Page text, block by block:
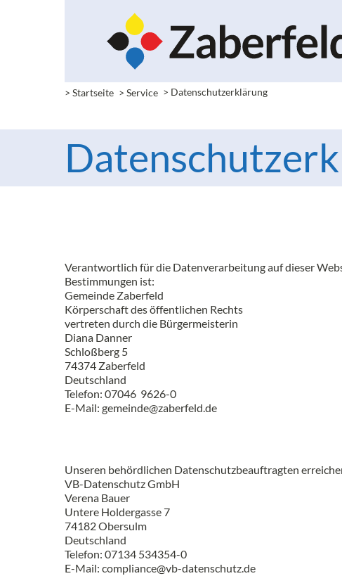
> Startseite > Service > Datenschutzerklärung
Verantwortlich für die Datenverarbeitung auf dieser
Bestimmungen ist:
Gemeinde Zaberfeld
Körperschaft des öffentlichen Rechts
vertreten durch die Bürgermeisterin
Diana Danner
Schloßberg 5
74374 Zaberfeld
Deutschland
Telefon: 07046 9626-0
E-Mail: gemeinde@zaberfeld.de
Unseren behördlichen Datenschutzbeauftragten
VB-Datenschutz GmbH
Verena Bauer
Untere Holdergasse 7
74182 Obersulm
Deutschland
Telefon: 07134 534354-0
E-Mail: compliance@vb-datenschutz.de